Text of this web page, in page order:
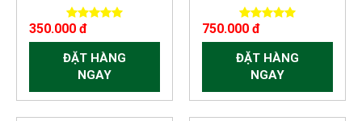
350.000 đ
ĐẶT HÀNG
NGAY
750.000 đ
ĐẶT HÀNG
NGAY